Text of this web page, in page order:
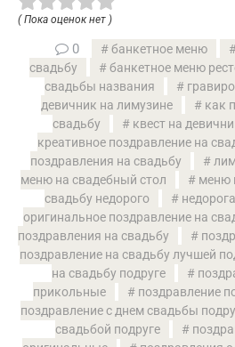
( Пока оценок нет )
0 банкетное меню
свадьбу
банкетное меню
свадьбы названия
девичник на лимузине
как
свадьбу
квест на
креативное поздравление на
поздравления на свадьбу
меню на свадебный стол
меню
свадьбу недорого
оригинальное поздравление на
поздравления на свадьбу
поздравление на свадьбу лучшей
на свадьбу подруге
прикольные
поздравление
поздравление с днем свадьбы
свадьбой подруге